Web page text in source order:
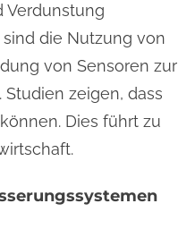
Verdunstung
die Nutzung von
von Sensoren zur
zeigen, dass
Dies führt zu